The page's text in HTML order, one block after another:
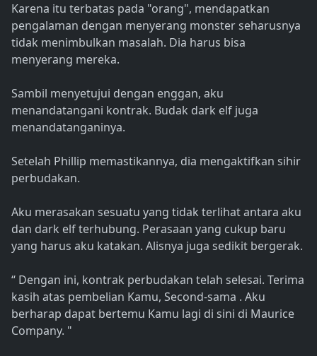
Karena itu terbatas pada "orang", mendapatkan
pengalaman dengan menyerang monster seharusnya
tidak menimbulkan masalah. Dia harus bisa
menyerang mereka.
Sambil menyetujui dengan enggan, aku
menandatangani kontrak. Budak dark elf juga
menandatanganinya.
Setelah Phillip memastikannya, dia mengaktifkan sihir
perbudakan.
Aku merasakan sesuatu yang tidak terlihat antara aku
dan dark elf terhubung. Perasaan yang cukup baru
yang harus aku katakan. Alisnya juga sedikit bergerak.
“ Dengan ini, kontrak perbudakan telah selesai. Terima
kasih atas pembelian Kamu, Second-sama . Aku
berharap dapat bertemu Kamu lagi di sini di Maurice
Company. "